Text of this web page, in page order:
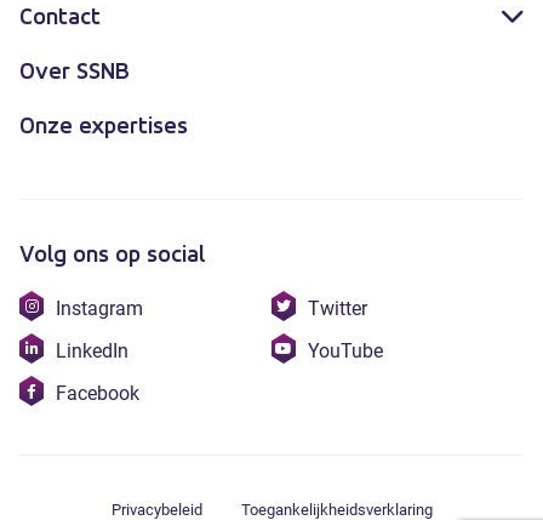
Contact
Over SSNB
Onze expertises
Volg ons op social
Bezoek
onze
instagram
Instagram
Bezoek
onze
Twitter
Bezoek
onze
LinkedIn
Bezoek
YouTube
Bezoek
Facebook
Privacybeleid Toegankelijkheidsverklaring